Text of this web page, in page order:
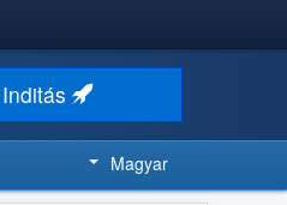
Inditás
Magyar